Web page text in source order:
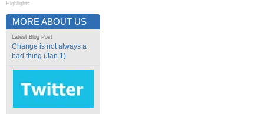
Highlights
MORE ABOUT US
Latest Blog Post
Change is not always a
bad thing (Jan 1)